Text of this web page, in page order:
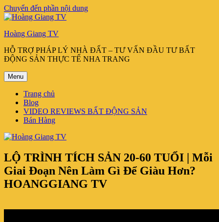
Chuyển đến phần nội dung
Hoàng Giang TV
HỖ TRỢ PHÁP LÝ NHÀ ĐẤT – TƯ VẤN ĐẦU TƯ BẤT
ĐỘNG SẢN THỰC TẾ NHA TRANG
Menu
Trang chủ
Blog
VIDEO REVIEWS BẤT ĐỘNG SẢN
Bán Hàng
LỘ TRÌNH TÍCH SẢN 20-60 TUỔI | Mỗi
Giai Đoạn Nên Làm Gì Để Giàu Hơn?
HOANGGIANG TV